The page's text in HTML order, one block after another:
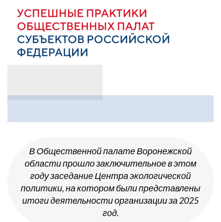
В Общественной палате Воронежской
области прошло заключительное в этом
году заседание Центра экологической
политики, на котором были представлены
итоги деятельности организации за 2025
год.